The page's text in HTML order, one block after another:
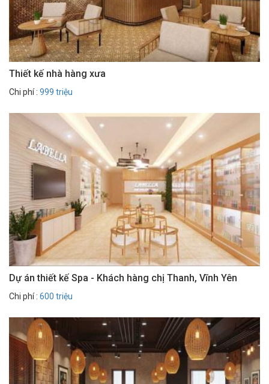
Thiết kế nhà hàng xưa
Chi phí : 999 triệu
Dự án thiết kế Spa - Khách hàng chị Thanh, Vĩnh Yên
Chi phí : 600 triệu